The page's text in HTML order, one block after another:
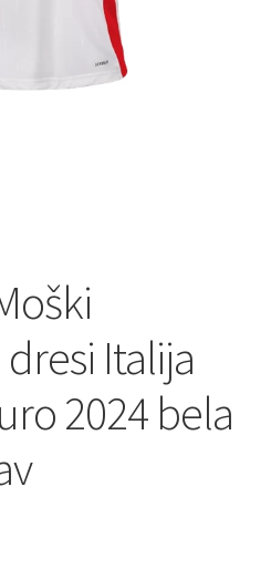
Italija
2024 bela